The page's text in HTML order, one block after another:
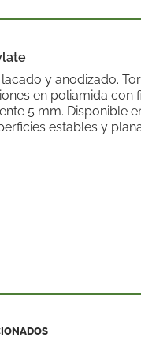
y anodizado.
en poliamida con
5 mm. Disponible
estables y